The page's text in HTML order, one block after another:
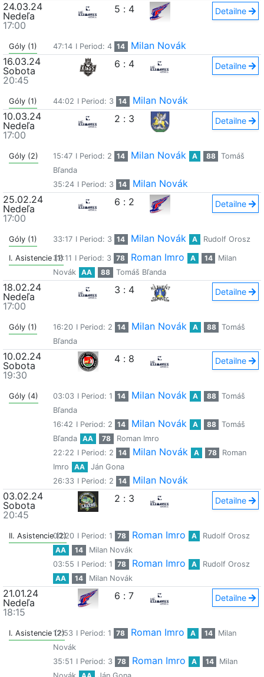
24.03.24
Nedeľa
17:00
5 : 4 Detailne
Góly (1) 47:14 I Period: 4 14
Milan Novák
16.03.24
Sobota
20:45
6 : 4 Detailne
Góly (1) 44:02 I Period: 3 14
Milan Novák
10.03.24
Nedeľa
17:00
2 : 3 Detailne
Góly (2) 15:47 I Period: 2 14 Milan Novák A 88
Tomáš
Bľanda
35:24 I Period: 3 14
Milan Novák
25.02.24
Nedeľa
17:00
6 : 2 Detailne
Góly (1) 33:17 I Period: 3 14 Milan Novák A Rudolf Orosz
I. Asistencie (1)32:11 I Period: 3 78 Roman Imro A 14
Milan
Novák
AA 88 Tomáš Bľanda
18.02.24
Nedeľa
17:00
3 : 4 Detailne
Góly (1) 16:20 I Period: 2 14 Milan Novák A 88
Tomáš
Bľanda
10.02.24
Sobota
19:30
4 : 8 Detailne
Góly (4) 03:03 I Period: 1 14 Milan Novák A 88
Tomáš
Bľanda
16:42 I Period: 2 14 Milan Novák A 88
Tomáš
Bľanda
AA 78
Roman Imro
22:22 I Period: 2 14 Milan Novák A 78
Roman
Imro
AA
Ján Gona
26:33 I Period: 2 14
Milan Novák
03.02.24
Sobota
20:45
2 : 3 Detailne
II. Asistencie (2)
00:20 I Period: 1 78 Roman Imro A
Rudolf Orosz
AA
14
Milan Novák
03:55 I Period: 1 78 Roman Imro A
Rudolf Orosz
AA
14 Milan Novák
21.01.24
Nedeľa
18:15
6 : 7 Detailne
I. Asistencie (2)
12:53 I Period: 1 78 Roman Imro A 14
Milan
Novák
35:51 I Period: 3 78 Roman Imro A 14
Milan